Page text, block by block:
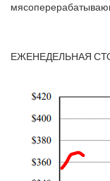
ЕЖЕНЕДЕЛЬНАЯ